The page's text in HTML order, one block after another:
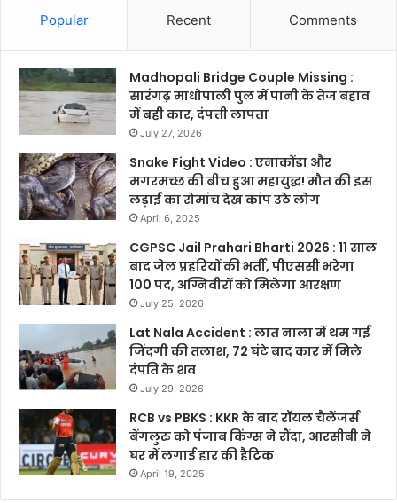
Popular Recent Comments
Madhopali Bridge Couple Missing :
सारंगढ़ माधोपाली पुल में पानी के तेज बहाव
में बही कार, दंपत्ती लापता
July 27, 2026
Snake Fight Video : एनाकोंडा और
मगरमच्छ की बीच हुआ महायुद्ध! मौत की इस
लड़ाई का रोमांच देख कांप उठे लोग
April 6, 2025
CGPSC Jail Prahari Bharti 2026 : 11 साल
बाद जेल प्रहरियों की भर्ती, पीएससी भरेगा
100 पद, अग्निवीरों को मिलेगा आरक्षण
July 25, 2026
Lat Nala Accident : लात नाला में थम गई
जिंदगी की तलाश, 72 घंटे बाद कार में मिले
दंपति के शव
July 29, 2026
RCB vs PBKS : KKR के बाद रॉयल चैलेंजर्स
बेंगलुरु को पंजाब किंग्स ने रौंदा, आरसीबी ने
घर में लगाई हार की हैट्रिक
April 19, 2025